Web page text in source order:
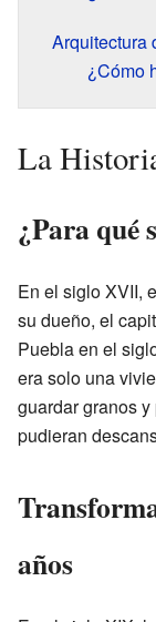
Arquitectura
¿Cómo
La
¿Para qué
En el siglo XVII,
su dueño, el
Puebla en el
era solo una
guardar granos
pudieran
años